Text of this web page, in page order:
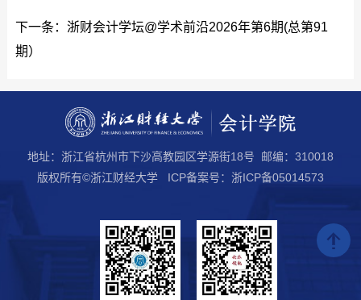
下一条： 浙财会计学坛@学术前沿2026年第6期(总第91
期）
地址：浙江省杭州市下沙高教园区学源街18号 邮编：310018
版权所有©浙江财经大学 ICP备案号：浙ICP备05014573